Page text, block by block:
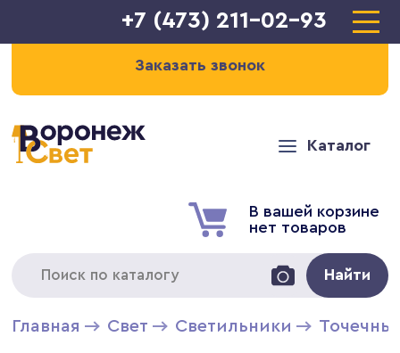
+7 (473) 211-02-93
Заказать звонок
Каталог
В вашей корзине
нет товаров
Найти
Главная Свет Светильники